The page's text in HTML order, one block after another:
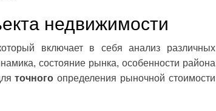
недвижимости
включает в себя анализ различных
состояние рынка, особенности района
точного определения рыночной стоимости